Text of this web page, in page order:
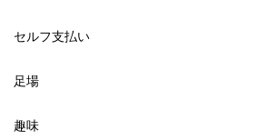
セルフ支払い
足場
趣味